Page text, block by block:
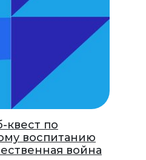
квест по
воспитанию
война